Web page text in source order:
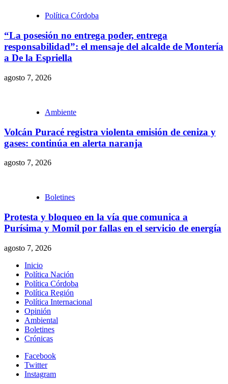
Política Córdoba
“La posesión no entrega poder, entrega
responsabilidad”: el mensaje del alcalde de Montería
a De la Espriella
agosto 7, 2026
Ambiente
Volcán Puracé registra violenta emisión de ceniza y
gases: continúa en alerta naranja
agosto 7, 2026
Boletines
Protesta y bloqueo en la vía que comunica a
Purísima y Momil por fallas en el servicio de energía
agosto 7, 2026
Inicio
Política Nación
Política Córdoba
Política Región
Política Internacional
Opinión
Ambiental
Boletines
Crónicas
Facebook
Twitter
Instagram